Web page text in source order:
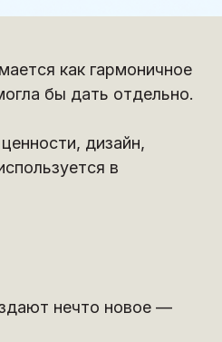
как гармоничное
бы дать отдельно.
дизайн,
в
нечто новое —